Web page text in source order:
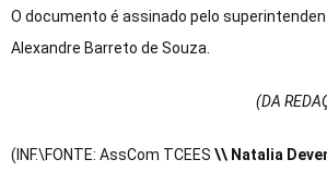
O documento é assinado pelo
Alexandre Barreto de Souza.
(DA
(INF.\FONTE: AssCom TCEES \\ Natalia